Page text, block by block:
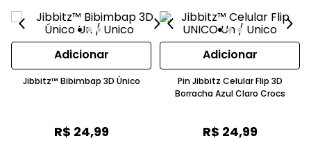
Adicionar
Jibbitz™ Bibimbap 3D Único
R$ 24,99
Adicionar
Pin Jibbitz Celular Flip 3D
Borracha Azul Claro Crocs
R$ 24,99